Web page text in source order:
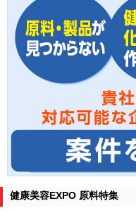
健康美容EXPO 原料特集